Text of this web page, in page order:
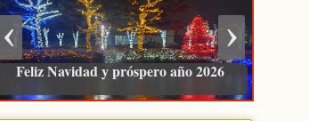
Feliz Navidad y próspero año 2026
›
‹